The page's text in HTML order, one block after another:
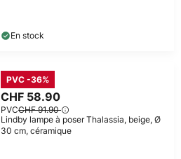
En stock
CHF 58.90
PVCCHF 91.90
PVC -36%
Lindby lampe à poser Thalassia, beige, Ø
30 cm, céramique